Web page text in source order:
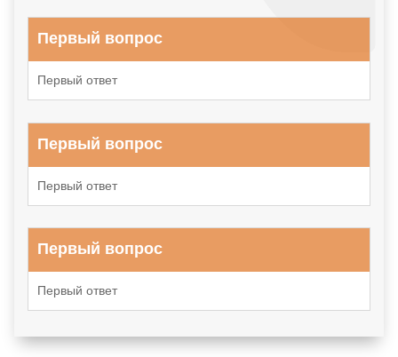
Первый вопрос
Первый ответ
Первый вопрос
Первый ответ
Первый вопрос
Первый ответ